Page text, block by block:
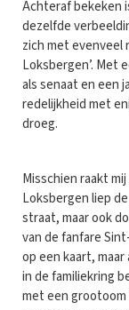
Achteraf bekeken
dezelfde
zich met
Loksbergen’. Met
als senaat en een
redelijkheid met
droeg.
Misschien raakt
Loksbergen liep
straat, maar ook
van de fanfare
op een kaart, maar
in de familiekring
met een grootoom